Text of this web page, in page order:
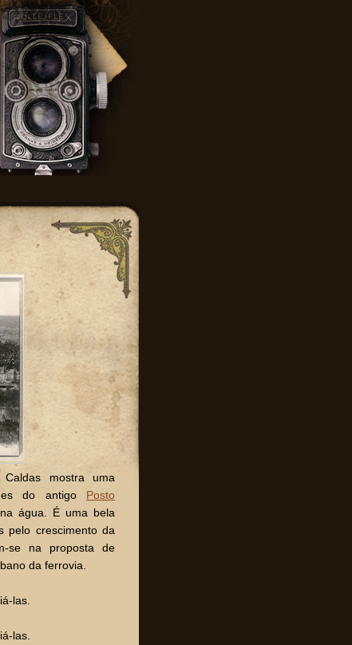
mostra uma
do antigo Posto
água. É uma bela
pelo crescimento da
se na proposta de
da ferrovia.
las.
las.